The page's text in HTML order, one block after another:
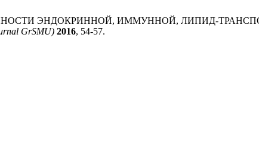
ЭНДОКРИННОЙ, ИММУННОЙ, ЛИПИД-
GrSMU) 2016, 54-57.